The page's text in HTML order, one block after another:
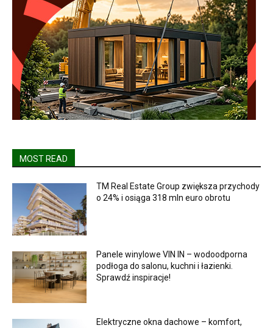
MOST READ
TM Real Estate Group zwiększa przychody
o 24% i osiąga 318 mln euro obrotu
Panele winylowe VIN IN – wodoodporna
podłoga do salonu, kuchni i łazienki.
Sprawdź inspiracje!
Elektryczne okna dachowe – komfort,